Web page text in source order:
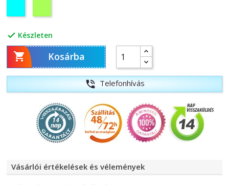
 Készleten
 Kosárba
phone_in_talk Telefonhívás
Vásárlói értékelések és vélemények